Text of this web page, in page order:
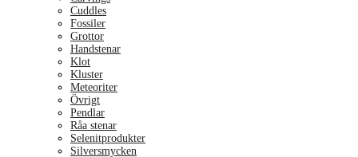
Cuddles
Fossiler
Grottor
Handstenar
Klot
Kluster
Meteoriter
Övrigt
Pendlar
Råa stenar
Selenitprodukter
Silversmycken